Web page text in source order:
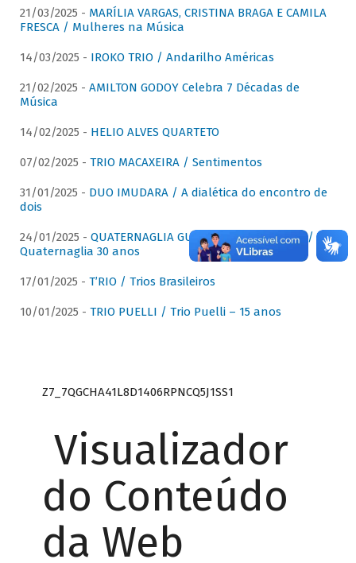
21/03/2025 - MARÍLIA VARGAS, CRISTINA BRAGA E CAMILA
FRESCA / Mulheres na Música
14/03/2025 - IROKO TRIO / Andarilho Américas
21/02/2025 - AMILTON GODOY Celebra 7 Décadas de
Música
14/02/2025 - HELIO ALVES QUARTETO
07/02/2025 - TRIO MACAXEIRA / Sentimentos
31/01/2025 - DUO IMUDARA / A dialética do encontro de
dois
24/01/2025 - QUATERNAGLIA GUITAR QUARTET (QGQ) /
Quaternaglia 30 anos
17/01/2025 - T’RIO / Trios Brasileiros
10/01/2025 - TRIO PUELLI / Trio Puelli – 15 anos
Z7_7QGCHA41L8D1406RPNCQ5J1SS1
Visualizador
do Conteúdo
da Web